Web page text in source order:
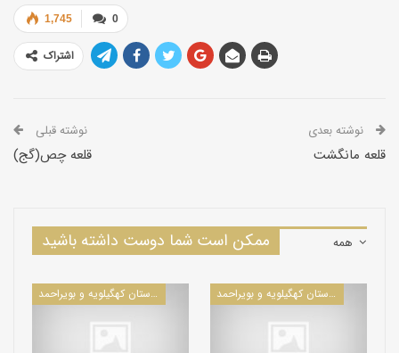
0
1,745
اشتراک
نوشته قبلی
قلعه چص(گج) قلعه مانگشت
ممکن است شما دوست داشته باشید
كاروانسراها و قلعه‌های استان کهگیلویه و بویراحمد كاروانسراها و قلعه‌های استان کهگیلویه و بویراحمد